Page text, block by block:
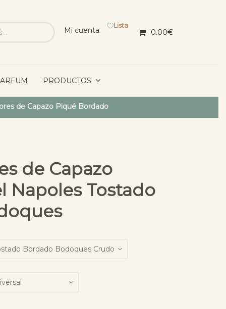
Mi cuenta
Lista
0.00€
PRODUCTOS
de Capazo Piqué Bordado
de Capazo
Napoles Tostado